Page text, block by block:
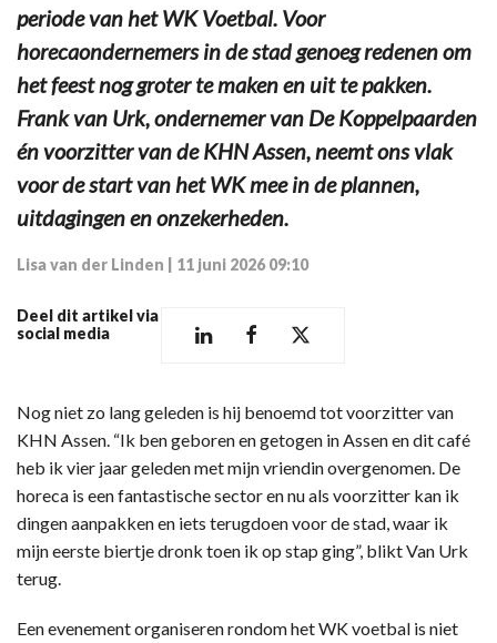
periode van het WK Voetbal. Voor
horecaondernemers in de stad genoeg redenen om
het feest nog groter te maken en uit te pakken.
Frank van Urk, ondernemer van De Koppelpaarden
én voorzitter van de KHN Assen, neemt ons vlak
voor de start van het WK mee in de plannen,
uitdagingen en onzekerheden.
Lisa van der Linden 11 juni 2026 09:10
Deel dit artikel via
social media
Nog niet zo lang geleden is hij benoemd tot voorzitter van
KHN Assen. “Ik ben geboren en getogen in Assen en dit café
heb ik vier jaar geleden met mijn vriendin overgenomen. De
horeca is een fantastische sector en nu als voorzitter kan ik
dingen aanpakken en iets terugdoen voor de stad, waar ik
mijn eerste biertje dronk toen ik op stap ging”, blikt Van Urk
terug.
Een evenement organiseren rondom het WK voetbal is niet